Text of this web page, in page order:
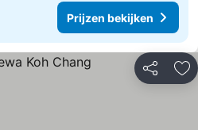
Prijzen bekijken
Delen